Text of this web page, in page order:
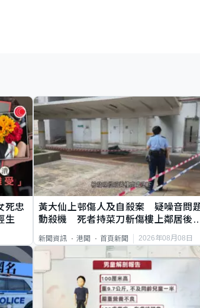
死忠
生
黃大仙上邨傷人及自殺案 疑噪音問
動殺機 死者持菜刀斬傷樓上鄰居後
新聞資訊 港聞 首頁新聞 2026年08月08日